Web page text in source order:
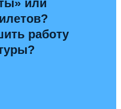
или
работу